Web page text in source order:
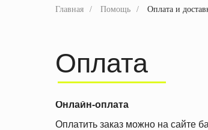
Главная / Помощь / Оплата и
Оплата
Онлайн-оплата
Оплатить заказ можно на сайте